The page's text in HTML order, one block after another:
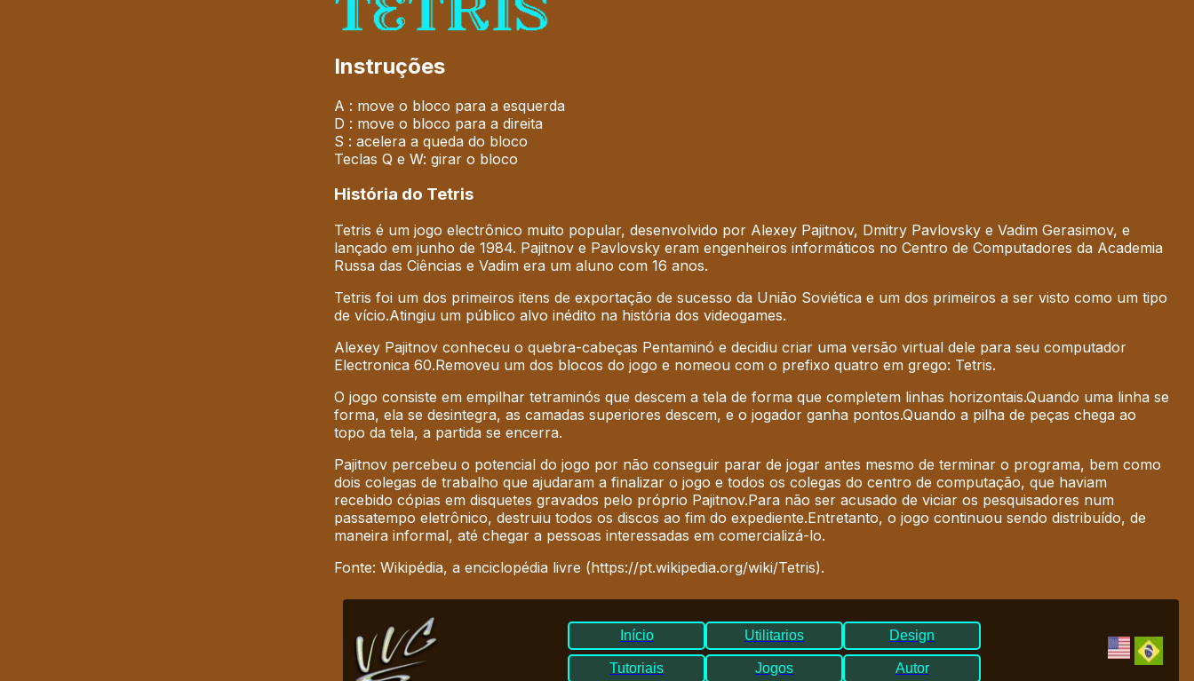
Instruções
A : move o bloco para a esquerda
D : move o bloco para a direita
S : acelera a queda do bloco
Teclas Q e W: girar o bloco
História do Tetris
Tetris é um jogo electrônico muito popular, desenvolvido por Alexey Pajitnov, Dmitry Pavlovsky e Vadim Gerasimov, e
lançado em junho de 1984. Pajitnov e Pavlovsky eram engenheiros informáticos no Centro de Computadores da Academia
Russa das Ciências e Vadim era um aluno com 16 anos.
Tetris foi um dos primeiros itens de exportação de sucesso da União Soviética e um dos primeiros a ser visto como um tipo
de vício.Atingiu um público alvo inédito na história dos videogames.
Alexey Pajitnov conheceu o quebra-cabeças Pentaminó e decidiu criar uma versão virtual dele para seu computador
Electronica 60.Removeu um dos blocos do jogo e nomeou com o prefixo quatro em grego: Tetris.
O jogo consiste em empilhar tetraminós que descem a tela de forma que completem linhas horizontais.Quando uma linha se
forma, ela se desintegra, as camadas superiores descem, e o jogador ganha pontos.Quando a pilha de peças chega ao
topo da tela, a partida se encerra.
Pajitnov percebeu o potencial do jogo por não conseguir parar de jogar antes mesmo de terminar o programa, bem como
dois colegas de trabalho que ajudaram a finalizar o jogo e todos os colegas do centro de computação, que haviam
recebido cópias em disquetes gravados pelo próprio Pajitnov.Para não ser acusado de viciar os pesquisadores num
passatempo eletrônico, destruiu todos os discos ao fim do expediente.Entretanto, o jogo continuou sendo distribuído, de
maneira informal, até chegar a pessoas interessadas em comercializá-lo.
Fonte: Wikipédia, a enciclopédia livre (https://pt.wikipedia.org/wiki/Tetris).
Início
Tutoriais
Utilitarios
Jogos
Design
Autor